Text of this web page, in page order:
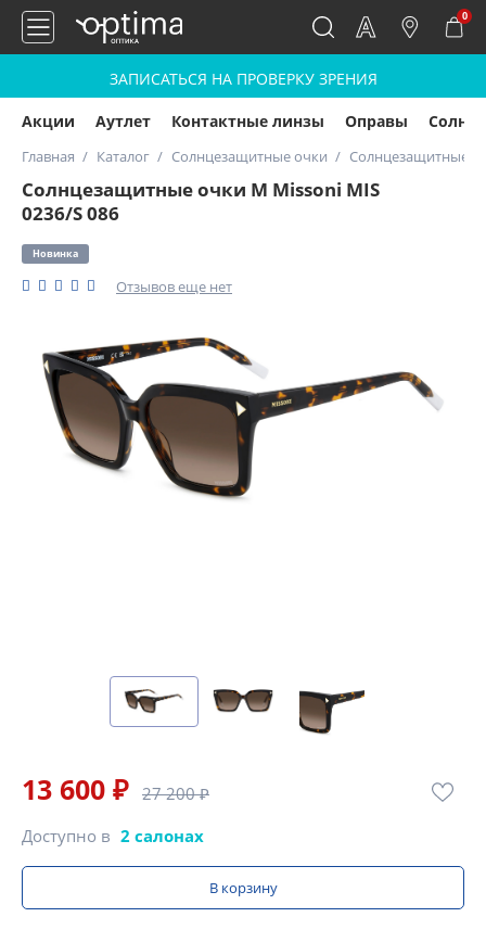
0
ЗАПИСАТЬСЯ НА ПРОВЕРКУ ЗРЕНИЯ
Акции Аутлет Контактные линзы Оправы
Главная Каталог Солнцезащитные очки Солнцезащитные
Солнцезащитные очки M Missoni MIS
0236/S 086
Новинка
Отзывов еще нет
13 600 ₽ 27 200 ₽
Доступно в 2 салонах
В корзину